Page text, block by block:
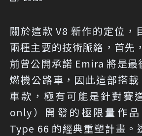
關於這款 V8 新作的定位，
兩種主要的技術脈絡，首先
前曾公開承諾 Emira 將是最
燃機公路車，因此這部搭
車款，極有可能是針對賽
only）開發的極限量作
Type 66 的經典重塑計畫。